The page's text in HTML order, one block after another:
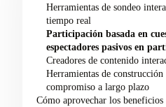
Herramientas de sondeo
tiempo real
Participación basada en
espectadores pasivos en
Creadores de contenido
Herramientas de
compromiso a largo plazo
Cómo aprovechar los